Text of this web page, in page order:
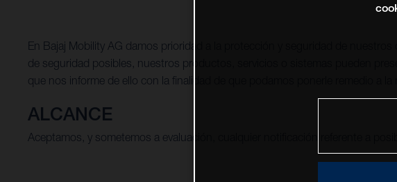
En Bajaj Mobility AG damos prioridad a la protección y seguridad de
de seguridad posibles, nuestros productos, servicios o sistemas pueden
que nos informe de ello con la finalidad de que podamos ponerle remedio a la
ALCANCE
Aceptamos, y sometemos a evaluación, cualquier notificación referente a